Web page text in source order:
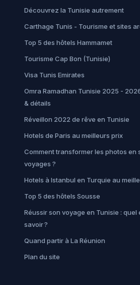
Découvrez la Tunisie autrement
Carthage Tunis - Tourisme et sites
Top 5 des hôtels Hammamet
Tourisme Cap Bon (Tunisie)
Visa Tunis Emirates
Omra Ramadhan Tunisie 2025 -
& détails
Réveillon 2022 de rêve en Tunisie
Hotels de Paris au meilleurs prix
Comment transformer les photos en
voyages ?
Hotels à Istanbul en Turquie au
Top 5 des hôtels Sousse
Réussir son voyage en Tunisie : quel
savoir ?
Quand partir à La Réunion
Plan du site